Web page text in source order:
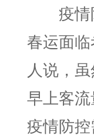
疫情防
春运面
人说，
早上客
疫情防